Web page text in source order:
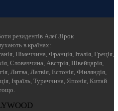
резидентів Алеї Зірок
в країнах:
Німеччина, Франція, Італія, Греція,
Словаччина, Австрія, Швейцарія,
Литва, Латвія, Естонія, Фінляндія,
Ізраїль, Туреччина, Японія, Китай